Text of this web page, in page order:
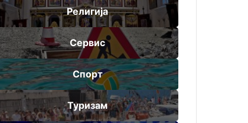
Религија
Сервис
Спорт
Туризам